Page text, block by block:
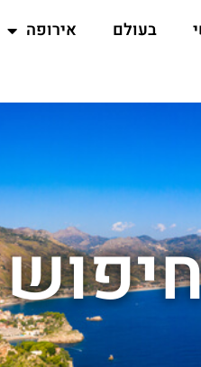
בעולם אירופה